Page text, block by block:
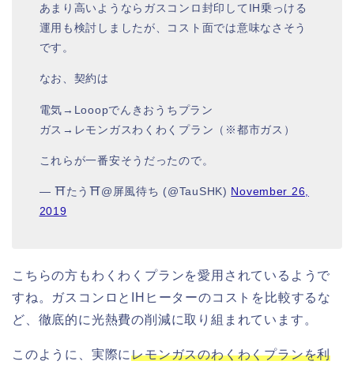
あまり高いようならガスコンロ封印してIH乗っける
運用も検討しましたが、コスト面では意味なさそう
です。
なお、契約は
電気→Looopでんきおうちプラン
ガス→レモンガスわくわくプラン（※都市ガス）
これらが一番安そうだったので。
— ⛩たう⛩@屏風待ち (@TauSHK) November 26,
2019
こちらの方もわくわくプランを愛用されているようで
すね。ガスコンロとIHヒーターのコストを比較するな
ど、徹底的に光熱費の削減に取り組まれています。
このように、実際にレモンガスのわくわくプランを利